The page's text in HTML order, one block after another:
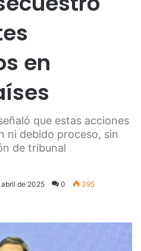
en
que estas acciones
ni debido proceso, sin
de tribunal
abril de 2025 0 395